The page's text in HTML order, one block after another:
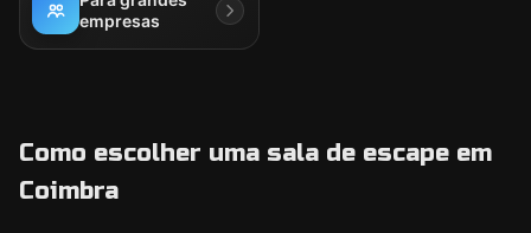
empresas
Como escolher uma sala de escape em
Coimbra